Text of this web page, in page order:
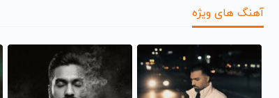
آهنگ های ویژه